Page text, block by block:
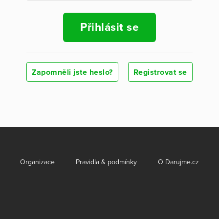
Přihlásit se
Zapomněli jste heslo? Registrovat se
Organizace Pravidla & podmínky O Darujme.cz